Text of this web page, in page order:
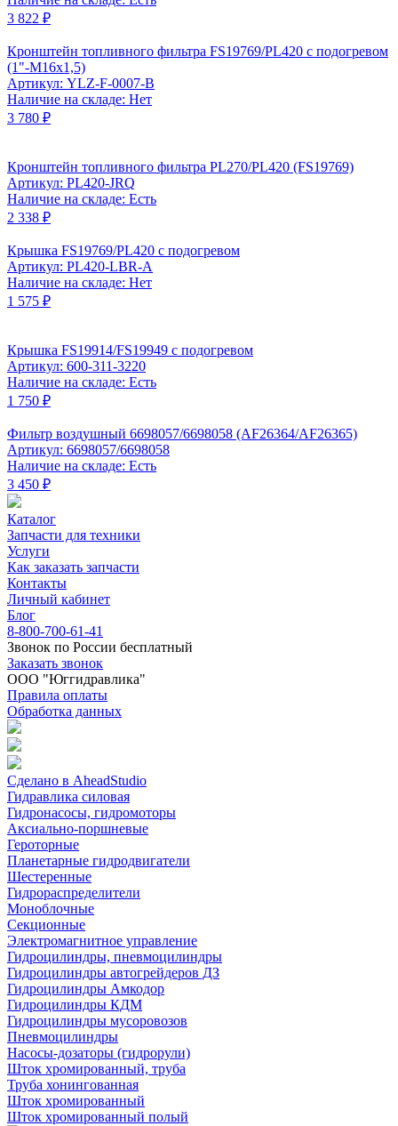
3 822 ₽
Кронштейн топливного фильтра FS19769/PL420 с подогревом
(1"-M16x1,5)
Артикул: YLZ-F-0007-B
Наличие на складе: Нет
3 780 ₽
Кронштейн топливного фильтра PL270/PL420 (FS19769)
Артикул: PL420-JRQ
Наличие на складе: Есть
2 338 ₽
Крышка FS19769/PL420 с подогревом
Артикул: PL420-LBR-A
Наличие на складе: Нет
1 575 ₽
Крышка FS19914/FS19949 с подогревом
Артикул: 600-311-3220
Наличие на складе: Есть
1 750 ₽
Фильтр воздушный 6698057/6698058 (AF26364/AF26365)
Артикул: 6698057/6698058
Наличие на складе: Есть
3 450 ₽
Каталог
Запчасти для техники
Услуги
Как заказать запчасти
Контакты
Личный кабинет
Блог
8-800-700-61-41
Звонок по России бесплатный
Заказать звонок
ООО "Юггидравлика"
Правила оплаты
Обработка данных
Сделано в AheadStudio
Гидравлика силовая
Гидронасосы, гидромоторы
Аксиально-поршневые
Героторные
Планетарные гидродвигатели
Шестеренные
Гидрораспределители
Моноблочные
Секционные
Электромагнитное управление
Гидроцилиндры, пневмоцилиндры
Гидроцилиндры автогрейдеров ДЗ
Гидроцилиндры Амкодор
Гидроцилиндры КДМ
Гидроцилиндры мусоровозов
Пневмоцилиндры
Насосы-дозаторы (гидрорули)
Шток хромированный, труба
Труба хонингованная
Шток хромированный
Шток хромированный полый